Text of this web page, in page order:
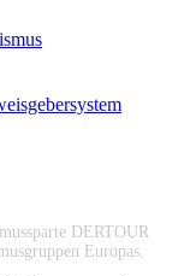
DERTOUR
Europas.